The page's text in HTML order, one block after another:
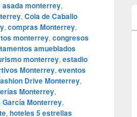
asada monterrey,
, Cola de Caballo
, compras Monterrey,
monterrey, congresos
amueblados
monterrey, estadio
Monterrey, eventos
Drive Monterrey,
Monterrey,
García Monterrey,
, hoteles 5 estrellas